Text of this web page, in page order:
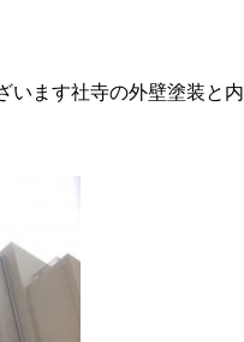
ます社寺の外壁塗装と